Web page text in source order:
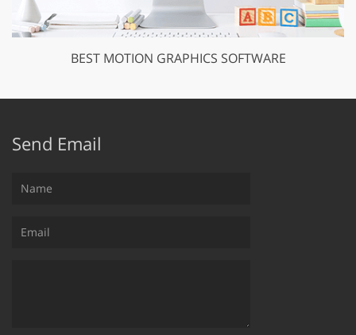
BEST MOTION GRAPHICS SOFTWARE
Send Email